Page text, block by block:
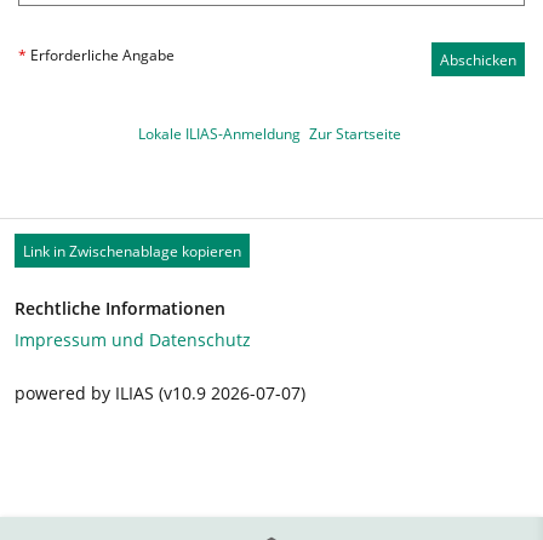
* Erforderliche Angabe Abschicken
Lokale ILIAS-Anmeldung Zur Startseite
Link in Zwischenablage kopieren
Rechtliche Informationen
Impressum und Datenschutz
powered by ILIAS (v10.9 2026-07-07)